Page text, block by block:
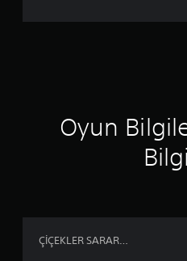
Oyun
ÇİÇEKLER SARAR…